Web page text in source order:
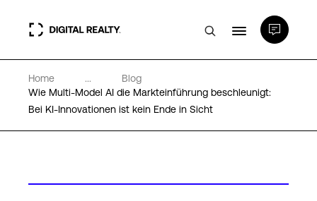
Rechenzentren
PlatformDIGITAL®
Home ...
Blog
Wie Multi-Model AI die Markteinführung beschleunigt:
Bei KI-Innovationen ist kein Ende in Sicht